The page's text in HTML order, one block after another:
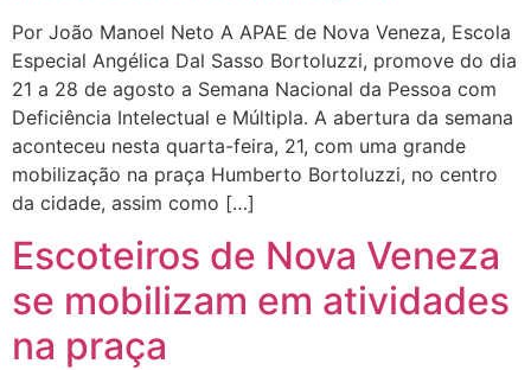
Por João Manoel Neto A APAE de Nova Veneza, Escola
Especial Angélica Dal Sasso Bortoluzzi, promove do dia
21 a 28 de agosto a Semana Nacional da Pessoa com
Deficiência Intelectual e Múltipla. A abertura da semana
aconteceu nesta quarta-feira, 21, com uma grande
mobilização na praça Humberto Bortoluzzi, no centro
da cidade, assim como […]
Escoteiros de Nova Veneza
se mobilizam em atividades
na praça